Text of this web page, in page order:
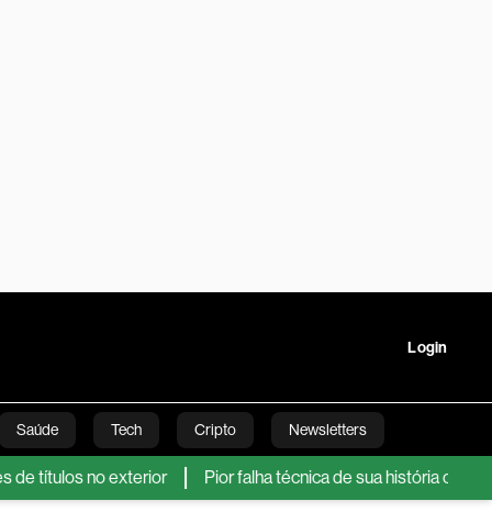
Login
Saúde Tech Cripto Newsletters
Linha Executiva Opinião Vídeos
exterior Pior falha técnica de sua história coloca em